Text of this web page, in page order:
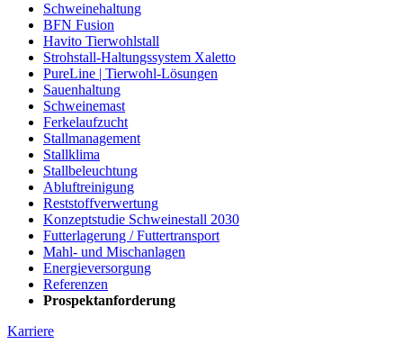
Schweinehaltung
BFN Fusion
Havito Tierwohlstall
Strohstall-Haltungssystem Xaletto
PureLine | Tierwohl-Lösungen
Sauenhaltung
Schweinemast
Ferkelaufzucht
Stallmanagement
Stallklima
Stallbeleuchtung
Abluftreinigung
Reststoffverwertung
Konzeptstudie Schweinestall 2030
Futterlagerung / Futtertransport
Mahl- und Mischanlagen
Energieversorgung
Referenzen
Prospektanforderung
Karriere